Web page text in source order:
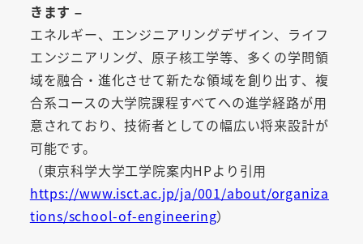
きます –
エネルギー、エンジニアリングデザイン、ライフ
エンジニアリング、原子核工学等、多くの学問領
域を融合・進化させて新たな領域を創り出す、複
合系コースの大学院課程すべてへの進学経路が用
意されており、技術者としての幅広い将来設計が
可能です。
（東京科学大学工学院案内HPより引用
https://www.isct.ac.jp/ja/001/about/organiza
tions/school-of-engineering）